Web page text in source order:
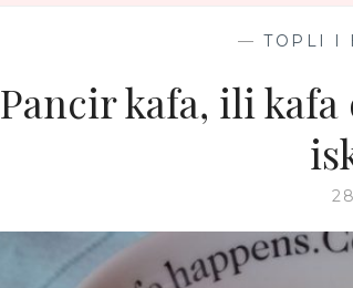
—TOPLI I
Pancir kafa, ili